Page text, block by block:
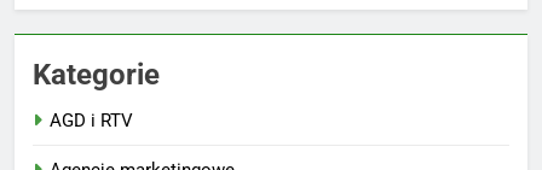
Kategorie
AGD i RTV